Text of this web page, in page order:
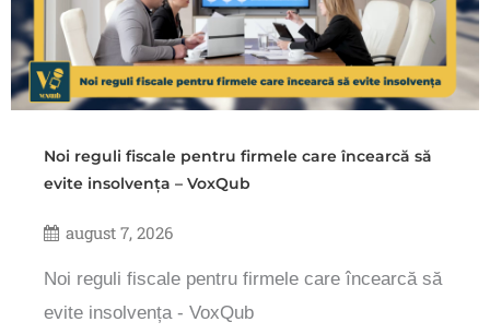
Noi reguli fiscale pentru firmele care încearcă să
evite insolvența – VoxQub
august 7, 2026
Noi reguli fiscale pentru firmele care încearcă să
evite insolvența - VoxQub